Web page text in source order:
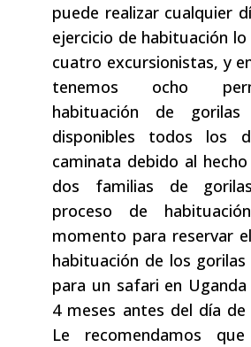
puede realizar cualquier
ejercicio de habituación lo
cuatro excursionistas, y
tenemos ocho
habituación de
disponibles todos los
caminata debido al
dos familias de
proceso de
momento para reservar
habituación de los
para un safari en
4 meses antes del día de
Le recomendamos